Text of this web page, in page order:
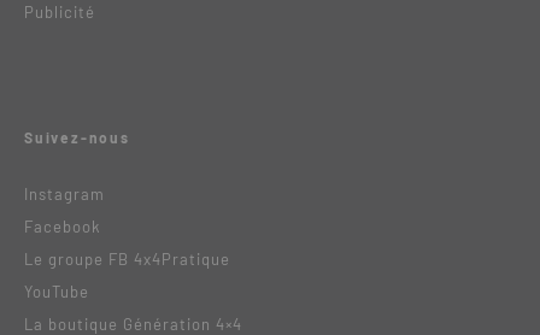
Publicité
Suivez-nous
Instagram
Facebook
Le groupe FB 4x4Pratique
YouTube
La boutique Génération 4×4